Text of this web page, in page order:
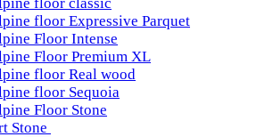
floor Expressive Parquet
Floor Intense
Floor Premium XL
floor Real wood
floor Sequoia
Floor Stone
Stone